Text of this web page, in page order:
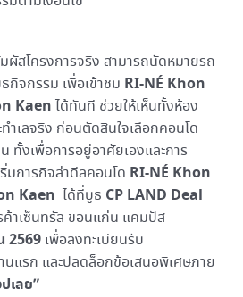
สโครงการจริง สามารถนัดหมายรถ
กิจกรรม เพื่อเข้าชม RI-NÉ Khon
Kaen ได้ทันที ช่วยให้เห็นทั้งห้อง
ำเลจริง ก่อนตัดสินใจเลือกคอนโด
ทั้งเพื่อการอยู่อาศัยเองและการ
มภารกิจล่าดีลคอนโด RI-NÉ Khon
Kaen ได้ที่บูธ CP LAND Deal
าเซ็นทรัล ขอนแก่น แคมปัส
2569เพื่อลงทะเบียนรับ
นแรก และปลดล็อกข้อเสนอพิเศษภาย
เลย”